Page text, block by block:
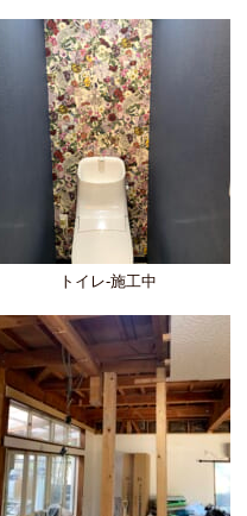
トイレ-施工中